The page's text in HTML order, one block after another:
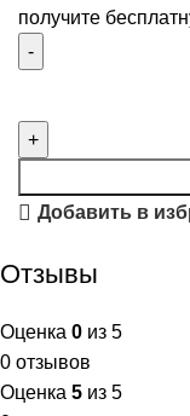
получите
Добавить в
Отзывы
Оценка0 из 5
0 отзывов
Оценка5 из 5